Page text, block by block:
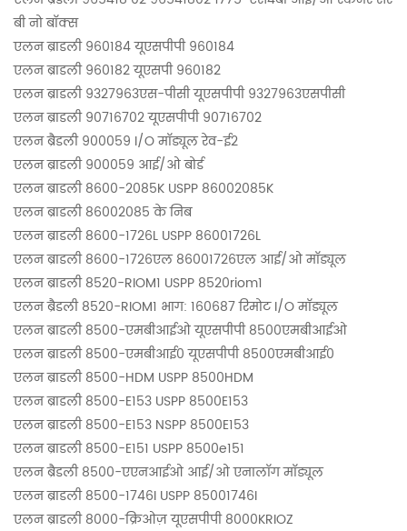
बी नो बॉक्स
एलन ब्राडली 960184 यूएसपीपी 960184
एलन ब्राडली 960182 यूएसपी 960182
एलन ब्राडली 9327963एस-पीसी यूएसपीपी 9327963एसपीसी
एलन ब्राडली 90716702 यूएसपीपी 90716702
एलन ब्रैडली 900059 I/O मॉड्यूल रेव-ई2
एलन ब्राडली 900059 आई/ओ बोर्ड
एलन ब्राडली 8600-2085K USPP 86002085K
एलन ब्राडली 86002085 के निब
एलन ब्राडली 8600-1726L USPP 86001726L
एलन ब्राडली 8600-1726एल 86001726एल आई/ओ मॉड्यूल
एलन ब्राडली 8520-RIOM1 USPP 8520riom1
एलन ब्रैडली 8520-RIOM1 भाग: 160687 रिमोट I/O मॉड्यूल
एलन ब्राडली 8500-एमबीआईओ यूएसपीपी 8500एमबीआईओ
एलन ब्राडली 8500-एमबीआई0 यूएसपीपी 8500एमबीआई0
एलन ब्राडली 8500-HDM USPP 8500HDM
एलन ब्राडली 8500-E153 USPP 8500E153
एलन ब्राडली 8500-E153 NSPP 8500E153
एलन ब्राडली 8500-E151 USPP 8500e151
एलन ब्रैडली 8500-एएनआईओ आई/ओ एनालॉग मॉड्यूल
एलन ब्राडली 8500-1746I USPP 85001746I
एलन ब्राडली 8000-क्रिओज़ यूएसपीपी 8000KRIOZ